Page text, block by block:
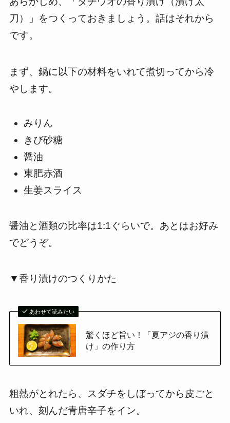
刀）」をつくっておきましょう。話はそれから
です。
まず、鍋に以下の材料をいれて煮切ってから冷
やします。
みりん
きび砂糖
醤油
東肥赤酒
生姜スライス
醤油と酒類の比率は1:1ぐらいで。あとはお好み
でどうぞ。
▼香り漬けのつくりかた
あわせて読みたい
驚くほど旨い！「夏アジの香り漬
け」の作り方
粗熱がとれたら、スダチをしぼってから皮ごと
いれ、刻んだ青唐辛子をイン。